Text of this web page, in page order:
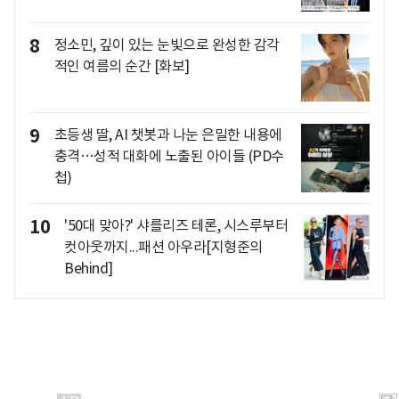
8
정소민, 깊이 있는 눈빛으로 완성한 감각
적인 여름의 순간 [화보]
9
초등생 딸, AI 챗봇과 나눈 은밀한 내용에
충격…성적 대화에 노출된 아이들 (PD수
첩)
10
'50대 맞아?' 샤를리즈 테론, 시스루부터
컷아웃까지...패션 아우라[지형준의
Behind]